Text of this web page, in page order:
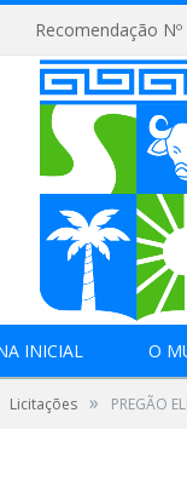
Recomendação
INICIAL O
Licitações » PREGÃO